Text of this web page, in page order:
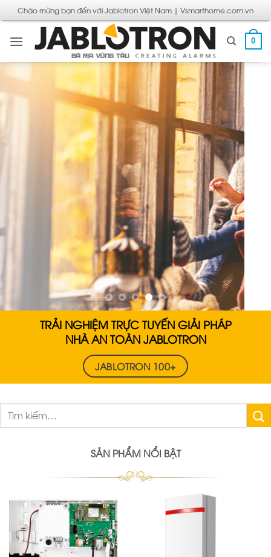
qua
nội
Chào mừng bạn đến với Jablotron Việt Nam | Vsmarthome.com.vn
0
TRẢI NGHIỆM TRỰC TUYẾN GIẢI PHÁP
NHÀ AN TOÀN JABLOTRON
JABLOTRON 100+
Tìm
SẢN PHẨM NỔI BẬT